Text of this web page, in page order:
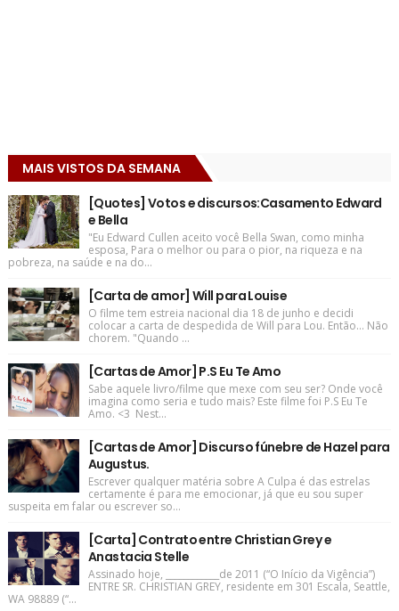
MAIS VISTOS DA SEMANA
[Quotes] Votos e discursos:Casamento Edward
e Bella
"Eu Edward Cullen aceito você Bella Swan, como minha
esposa, Para o melhor ou para o pior, na riqueza e na
pobreza, na saúde e na do...
[Carta de amor] Will para Louise
O filme tem estreia nacional dia 18 de junho e decidi
colocar a carta de despedida de Will para Lou. Então... Não
chorem. "Quando ...
[Cartas de Amor] P.S Eu Te Amo
Sabe aquele livro/filme que mexe com seu ser? Onde você
imagina como seria e tudo mais? Este filme foi P.S Eu Te
Amo. <3 Nest...
[Cartas de Amor] Discurso fúnebre de Hazel para
Augustus.
Escrever qualquer matéria sobre A Culpa é das estrelas
certamente é para me emocionar, já que eu sou super
suspeita em falar ou escrever so...
[Carta] Contrato entre Christian Grey e
Anastacia Stelle
Assinado hoje, ____________de 2011 (“O Início da Vigência”)
ENTRE SR. CHRISTIAN GREY, residente em 301 Escala, Seattle,
WA 98889 (“...